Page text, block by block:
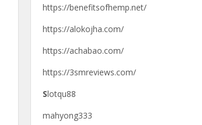
https://benefitsofhemp.net/
https://alokojha.com/
https://achabao.com/
https://3smreviews.com/
Slotqu88
mahyong333